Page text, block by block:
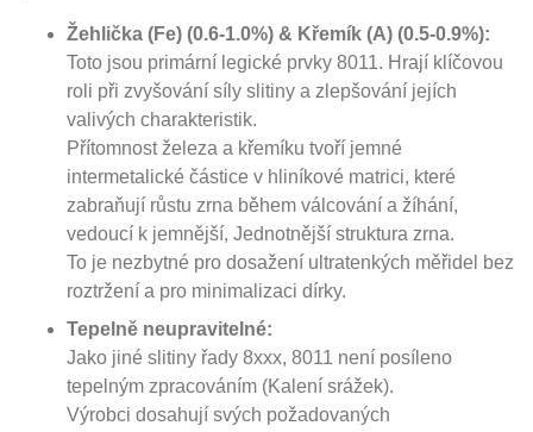
Žehlička (Fe) (0.6-1.0%) & Křemík (A) (0.5-0.9%):
Toto jsou primární legické prvky 8011. Hrají klíčovou
roli při zvyšování síly slitiny a zlepšování jejích
valivých charakteristik.
Přítomnost železa a křemíku tvoří jemné
intermetalické částice v hliníkové matrici, které
zabraňují růstu zrna během válcování a žíhání,
vedoucí k jemnější, Jednotnější struktura zrna.
To je nezbytné pro dosažení ultratenkých měřidel bez
roztržení a pro minimalizaci dírky.
Tepelně neupravitelné:
Jako jiné slitiny řady 8xxx, 8011 není posíleno
tepelným zpracováním (Kalení srážek).
Výrobci dosahují svých požadovaných